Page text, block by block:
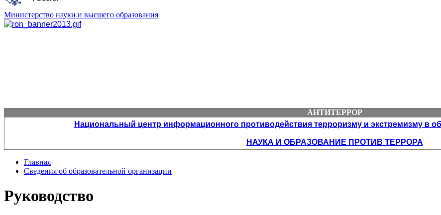
Министерство науки и высшего образования
АНТИТЕРРОР
Национальный центр информационного противодействия терроризму и экстремизму в
НАУКА И ОБРАЗОВАНИЕ ПРОТИВ ТЕРРОРА
Главная
Сведения об образовательной организации
Руководство